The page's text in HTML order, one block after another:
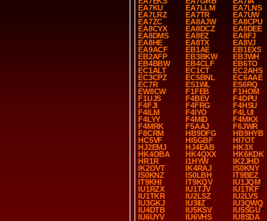
EA7KU
EA7LLM
EA7LNS
EA7LRZ
EA7TR
EA7UW
EA7ZC
EA8AJW
EA8CPU
EA8CYX
EA8DCZ
EA8DEE
EA8DMS
EA8EZ
EA8FJ
EA8HE
EA8TX
EA8VJ
EA9ACF
EB1AE
EB1EXS
EB2AFP
EB3BKW
EB3WH
EB4BBW
EB4CLF
EB6TO
EC1ALT
EC1CT
EC2AHS
EC3CPZ
EC5BNL
EC6AAE
EC7R
ES1WL
ES6RQ
EW8CW
F1FEB
F1HOM
F1UJS
F4BEV
F4DPU
F4FJI
F4FRG
F4HSU
F4ILM
F4IYO
F4LUI
F4LYY
F4MID
F4MKX
F4MRK
F5AAJ
F6JWR
F8CRM
HB9DFG
HB9HYB
HC5VF
HI5GBF
HI7OT
HJ2EMJ
HJ4EAB
HK3X
HK4OBA
HK4QXX
HK6KDK
HR1R
I1HYW
IK2JHD
IK2OVT
IK4RAJ
IS0KNY
IS0KNZ
IS0LBH
IT9BEZ
IT9KHI
IT9KQV
IU1JQM
IU1RZX
IU1TJV
IU1TKF
IU1TKR
IU2LSZ
IU2LVS
IU3GKJ
IU3IIZ
IU3QWQ
IU4DTB
IU5KSV
IU5SGU
IU6UYV
IU6VHS
IU8SDA